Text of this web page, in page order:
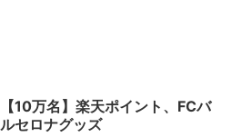
【10万名】楽天ポイント、FCバ
ルセロナグッズ